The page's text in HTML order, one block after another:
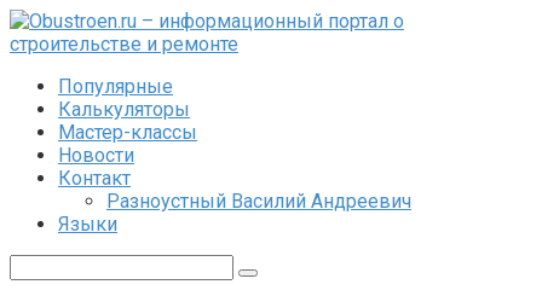
Перейти
к
Популярные
Калькуляторы
Мастер-классы
Новости
Контакт
Разноустный Василий Андреевич
Языки